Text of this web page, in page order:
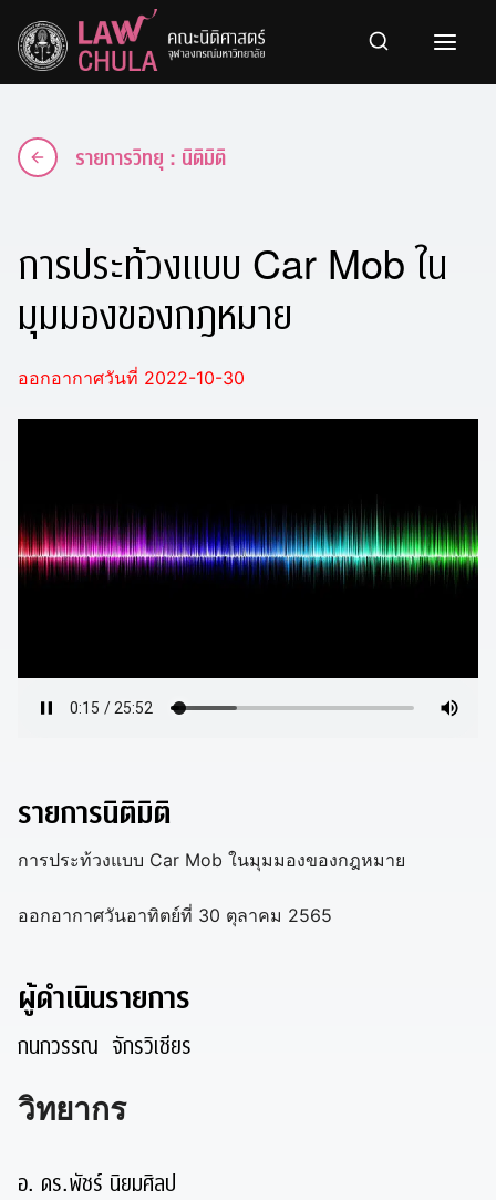
content
รายการวิทยุ : นิติมิติ
การประท้วงแบบ Car Mob ใน
มุมมองของกฎหมาย
ออกอากาศวันที่ 2022-10-30
รายการนิติมิติ
การประท้วงแบบ Car Mob ในมุมมองของกฎหมาย
ออกอากาศวันอาทิตย์ที่ 30 ตุลาคม 2565
ผู้ดำเนินรายการ
กนกวรรณ จักรวิเชียร
วิทยากร
อ. ดร.พัชร์ นิยมศิลป